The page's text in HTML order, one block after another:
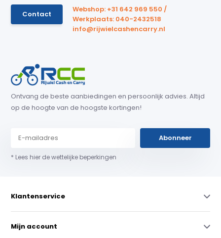
Contact
Webshop: +31 642 969 550 /
Werkplaats: 040-2432518
info@rijwielcashencarry.nl
Ontvang de beste aanbiedingen en persoonlijk advies. Altijd
op de hoogte van de hoogste kortingen!
Abonneer
* Lees hier de wettelijke beperkingen
Klantenservice
Mijn account